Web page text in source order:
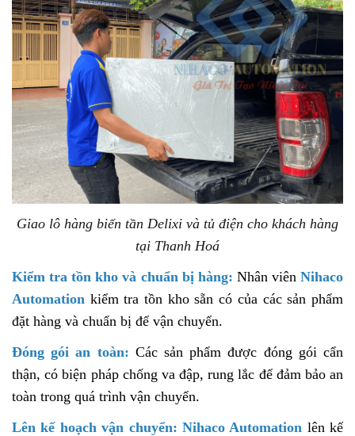
Giao lô hàng biến tần Delixi và tủ điện cho khách hàng
tại Thanh Hoá
Kiểm tra tồn kho và chuẩn bị hàng: Nhân viênNihaco
Automation kiểm tra tồn kho sẵn có của các sản phẩm
đặt hàng và chuẩn bị để vận chuyển.
Đóng gói an toàn: Các sản phẩm được đóng gói cẩn
thận, có biện pháp chống va đập, rung lắc để đảm bảo an
toàn trong quá trình vận chuyển.
Lên kế hoạch vận chuyển: Nihaco Automation lên kế